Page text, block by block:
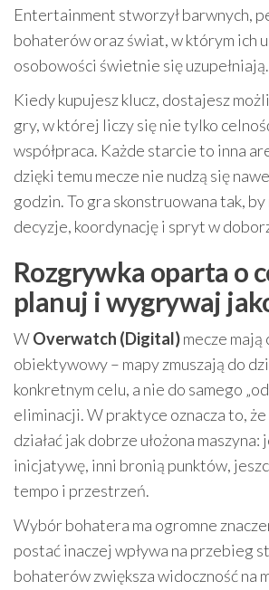
Entertainment stworzył barwnych,
bohaterów oraz świat, w którym ich
osobowości świetnie się uzupełniają.
Kiedy kupujesz klucz, dostajesz
gry, w której liczy się nie tylko
współpraca. Każde starcie to inna
dzięki temu mecze nie nudzą się
godzin. To gra skonstruowana tak, by
decyzje, koordynację i spryt w
Rozgrywka oparta o
planuj i wygrywaj
WOverwatch (Digital)mecze
obiektywowy – mapy zmuszają do
konkretnym celu, a nie do samego
eliminacji. W praktyce oznacza to, że
działać jak dobrze ułożona
inicjatywę, inni bronią punktów,
tempo i przestrzeń.
Wybór bohatera ma ogromne
postać inaczej wpływa na przebieg
bohaterów zwiększa widoczność na